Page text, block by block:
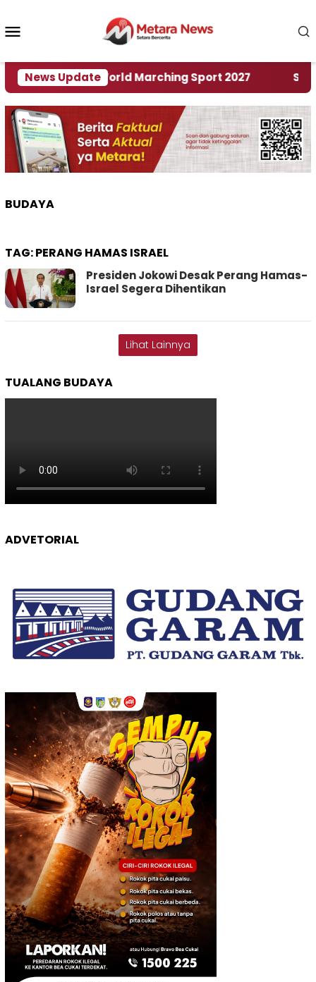
konten
News Update
Rumah World Marching Sport 2027 ‎Soal
BUDAYA
TAG:PERANG HAMAS ISRAEL
Presiden Jokowi Desak Perang Hamas-
Israel Segera Dihentikan
Lihat Lainnya
TUALANG BUDAYA
ADVETORIAL